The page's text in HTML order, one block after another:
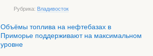
Рубрика: Владивосток
Объёмы топлива на нефтебазах в
Приморье поддерживают на максимальном
уровне